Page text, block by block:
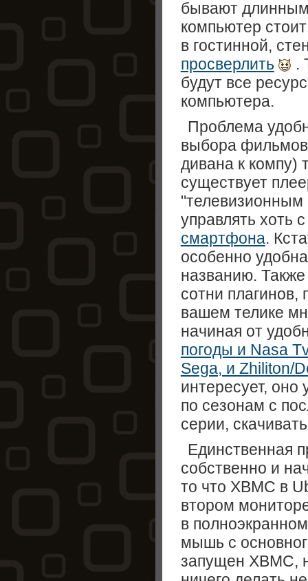
бывают
компьютер
в гостинной,
просверлить
.
будут все
компьютера.
Проблема
выбора фильмов
дивана к компу)
существует
управлять хоть
смартфона.
особенно
названию.
сотни
вашем телике
начиная от
погоды и Nasa
Sega, и Zhiliton/
интересует, оно
по сезонам с
серии,
Единственная
собственно и
то что XBMC в
втором
в
мышь с
запущен XBMC,